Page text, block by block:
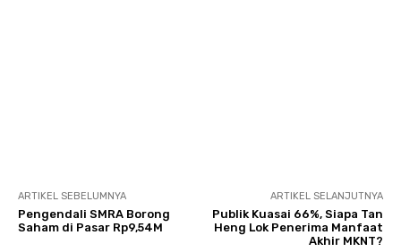
ARTIKEL SEBELUMNYA
Pengendali SMRA Borong
Saham di Pasar Rp9,54M
ARTIKEL SELANJUTNYA
Publik Kuasai 66%, Siapa Tan
Heng Lok Penerima Manfaat
Akhir MKNT?